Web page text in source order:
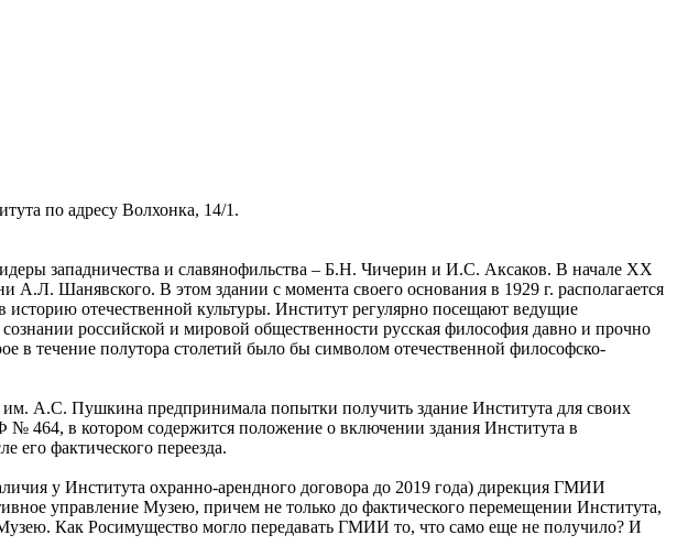
по адресу Волхонка, 14/1.
западничества и славянофильства – Б.Н. Чичерин и И.С. Аксаков. В начале ХХ
Шанявского. В этом здании с момента своего основания в 1929 г. располагается
отечественной культуры. Институт регулярно посещают ведущие
российской и мировой общественности русская философия давно и прочно
в течение полутора столетий было бы символом отечественной философско-
им. А.С. Пушкина предпринимала попытки получить здание Института для своих
464, в котором содержится положение о включении здания Института в
фактического переезда.
у Института охранно-арендного договора до 2019 года) дирекция ГМИИ
управление Музею, причем не только до фактического перемещении Института,
Музею. Как Росимущество могло передавать ГМИИ то, что само еще не получило? И